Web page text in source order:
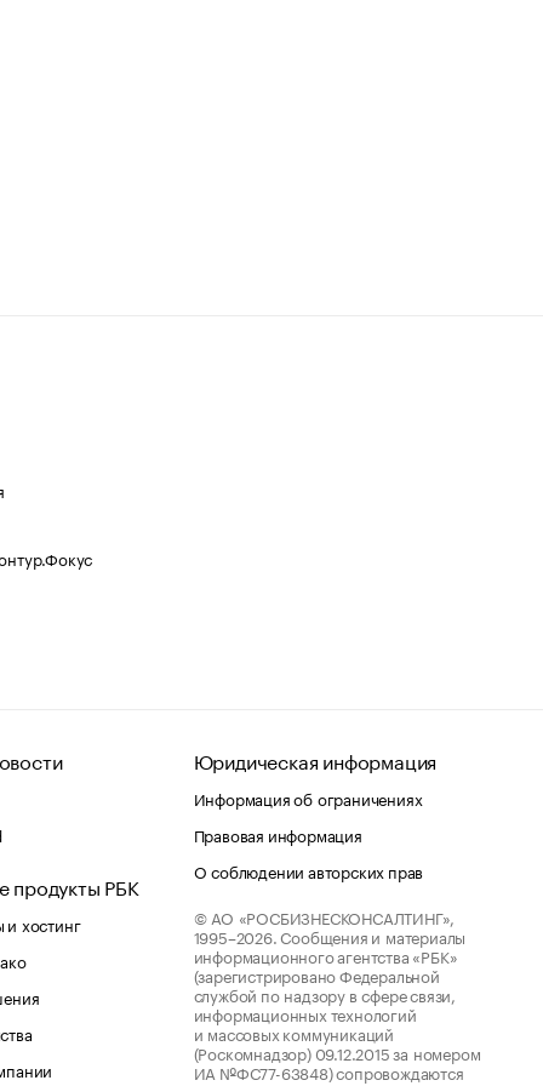
продукты РБК
хостинг
Юридическая информация
Информация об ограничениях
Правовая информация
О соблюдении авторских прав
© АО «РОСБИЗНЕСКОНСАЛТИНГ»,
1995–2026. Сообщения и материалы
информационного агентства «РБК»
(зарегистрировано Федеральной
службой по надзору в сфере связи,
информационных технологий
и массовых коммуникаций
(Роскомнадзор) 09.12.2015 за номером
ИА №ФС77-63848) сопровождаются